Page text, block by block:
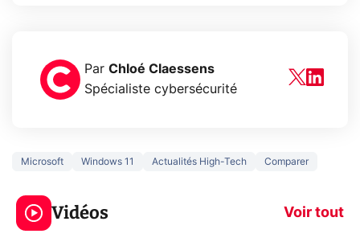
Par Chloé Claessens
Spécialiste cybersécurité
Microsoft Windows 11 Actualités High-Tech Comparer
Vidéos Voir tout
319€ ? Voici L'AOC
CQ32G4ZA !
5
prochaine